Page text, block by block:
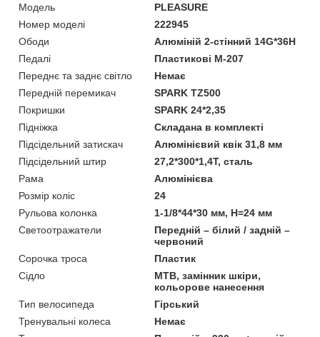
Мoдель
PLEASURE
Номер моделі
222945
Ободи
Алюміній 2-стінний 14G*36H
Педалі
Пластикові М-207
Переднє та заднє світло
Немає
Передній перемикач
SPARK TZ500
Покришки
SPARK 24*2,35
Підніжка
Складана в комплекті
Підсідельний затискач
Алюмінієвий квік 31,8 мм
Підсідельний штир
27,2*300*1,4T, сталь
Рама
Алюмінієва
Розмір коліс
24
Рульова колонка
1-1/8*44*30 мм, H=24 мм
Светоотражатели
Передній – білий / задній –
червоний
Сорочка троса
Пластик
Сідло
MTB, замінник шкіри,
кольорове нанесення
Тип велосипеда
Гірський
Тренувальні колеса
Немає